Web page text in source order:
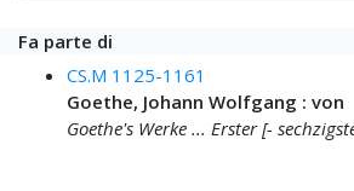
Fa parte di
CS.M 1125-1161
Goethe, Johann Wolfgang : von
Goethe's Werke ... Erster [-